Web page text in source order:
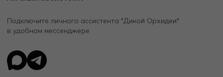
Подключите личного ассистента "Дикой Орхидеи"
в удобном мессенджере